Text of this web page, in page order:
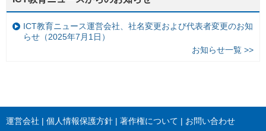
ICT教育ニュース運営会社、社名変更および代表者変更のお知
らせ（2025年7月1日）
お知らせ一覧 >>
運営会社 個人情報保護方針 著作権について お問い合わせ